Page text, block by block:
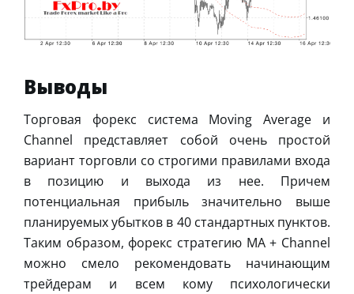
Выводы
Торговая форекс система Moving Average и
Channel представляет собой очень простой
вариант торговли со строгими правилами входа
в позицию и выхода из нее. Причем
потенциальная прибыль значительно выше
планируемых убытков в 40 стандартных пунктов.
Таким образом, форекс стратегию MA + Channel
можно смело рекомендовать начинающим
трейдерам и всем кому психологически